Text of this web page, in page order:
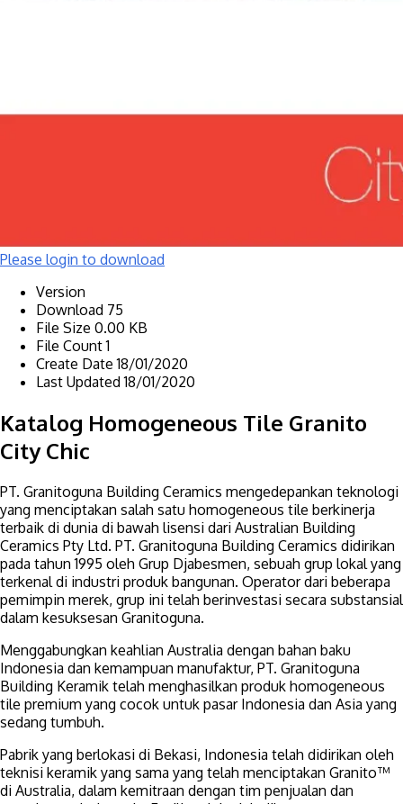
Please login to download
Version
Download 75
File Size 0.00 KB
File Count1
Create Date18/01/2020
Last Updated18/01/2020
Katalog Homogeneous Tile Granito
City Chic
PT. Granitoguna Building Ceramics mengedepankan teknologi
yang menciptakan salah satu homogeneous tile berkinerja
terbaik di dunia di bawah lisensi dari Australian Building
Ceramics Pty Ltd. PT. Granitoguna Building Ceramics didirikan
pada tahun 1995 oleh Grup Djabesmen, sebuah grup lokal yang
terkenal di industri produk bangunan. Operator dari beberapa
pemimpin merek, grup ini telah berinvestasi secara substansial
dalam kesuksesan Granitoguna.
Menggabungkan keahlian Australia dengan bahan baku
Indonesia dan kemampuan manufaktur, PT. Granitoguna
Building Keramik telah menghasilkan produk homogeneous
tile premium yang cocok untuk pasar Indonesia dan Asia yang
sedang tumbuh.
Pabrik yang berlokasi di Bekasi, Indonesia telah didirikan oleh
teknisi keramik yang sama yang telah menciptakan Granito™
di Australia, dalam kemitraan dengan tim penjualan dan